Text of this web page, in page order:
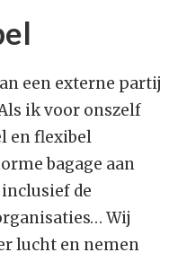
een externe partij
ik voor onszelf
en flexibel
bagage aan
de
Wij
lucht en nemen